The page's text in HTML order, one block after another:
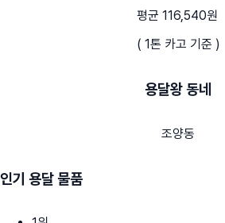
평균 116,540원
( 1톤 카고 기준 )
용달왕 동네
조양동
인기 용달 물품